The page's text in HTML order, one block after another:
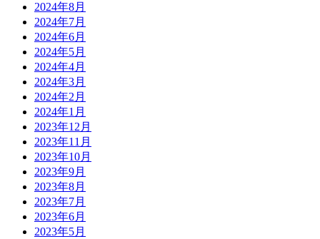
2024年8月
2024年7月
2024年6月
2024年5月
2024年4月
2024年3月
2024年2月
2024年1月
2023年12月
2023年11月
2023年10月
2023年9月
2023年8月
2023年7月
2023年6月
2023年5月